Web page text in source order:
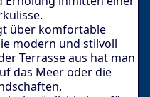
über komfortable
modern und stilvoll
Terrasse aus hat man
das Meer oder die